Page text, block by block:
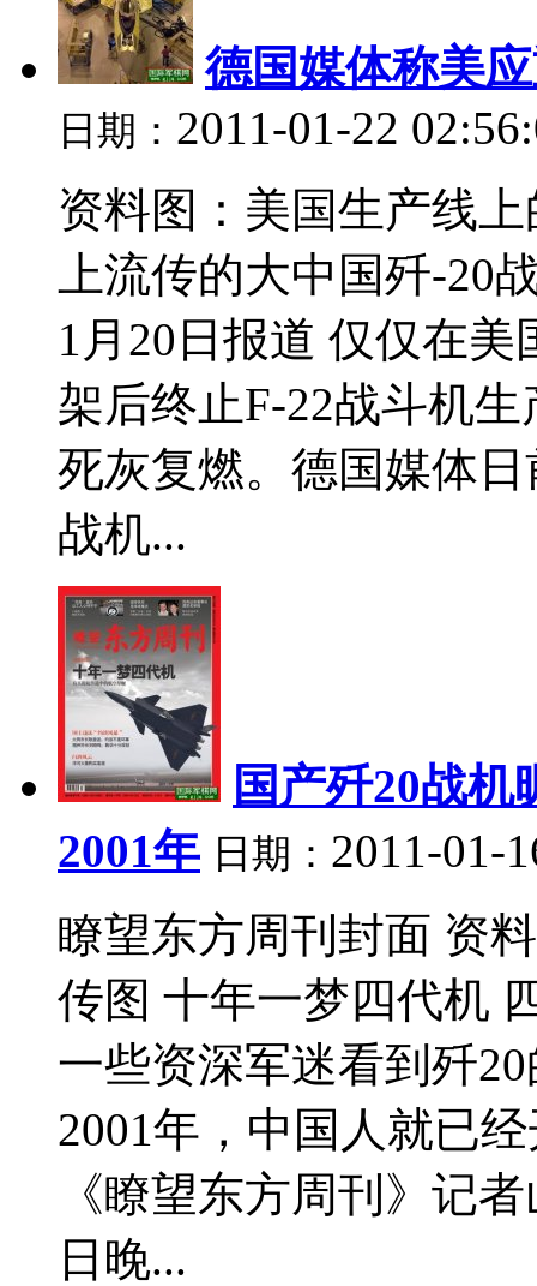
德国媒体称美
日期： 2011-01-22
资料图：美国生产线
上流传的大中国歼-20
1月20日报道 仅仅在
架后终止F-22战斗机
死灰复燃。德国媒体
战机...
国产歼20战
2001年 日期： 2011-01-
瞭望东方周刊封面 资
传图 十年一梦四代机
一些资深军迷看到歼
2001年，中国人就已
《瞭望东方周刊》记
日晚...